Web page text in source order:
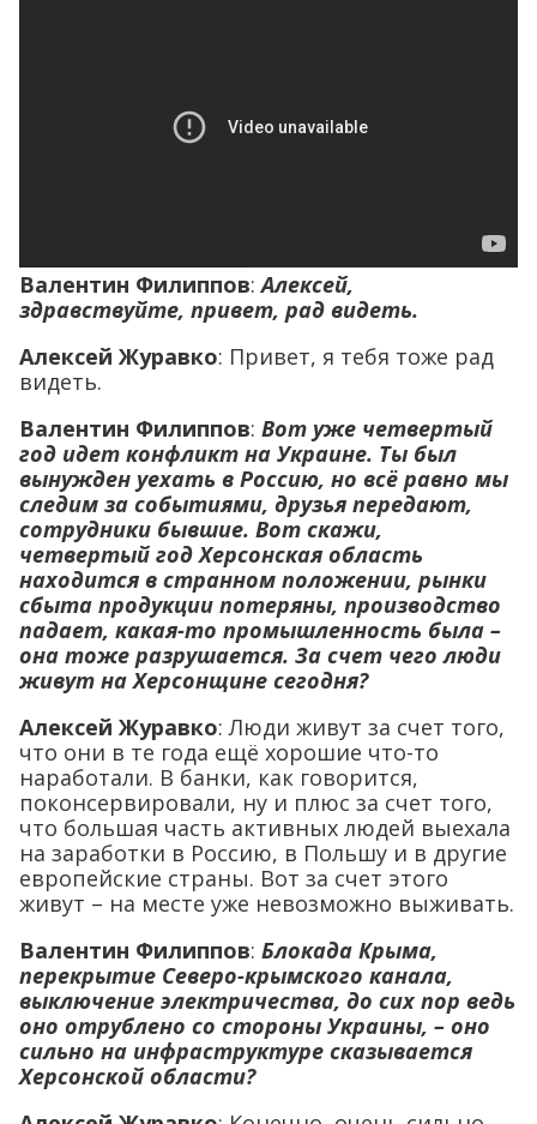
Валентин Филиппов:Алексей,
здравствуйте, привет, рад видеть.
Алексей Журавко: Привет, я тебя тоже рад
видеть.
Валентин Филиппов: Вот уже четвертый
год идет конфликт на Украине. Ты был
вынужден уехать в Россию, но всё равно мы
следим за событиями, друзья передают,
сотрудники бывшие. Вот скажи,
четвертый год Херсонская область
находится в странном положении, рынки
сбыта продукции потеряны, производство
падает, какая-то промышленность была –
она тоже разрушается. За счет чего люди
живут на Херсонщине сегодня?
Алексей Журавко: Люди живут за счет того,
что они в те года ещё хорошие что-то
наработали. В банки, как говорится,
поконсервировали, ну и плюс за счет того,
что большая часть активных людей выехала
на заработки в Россию, в Польшу и в другие
европейские страны. Вот за счет этого
живут – на месте уже невозможно выживать.
Валентин Филиппов: Блокада Крыма,
перекрытие Северо-крымского канала,
выключение электричества, до сих пор ведь
оно отрублено со стороны Украины, – оно
сильно на инфраструктуре сказывается
Херсонской области?